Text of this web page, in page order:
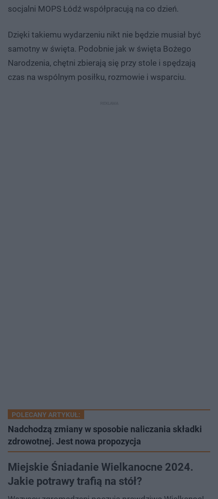
socjalni MOPS Łódź współpracują na co dzień.
Dzięki takiemu wydarzeniu nikt nie będzie musiał być
samotny w święta. Podobnie jak w święta Bożego
Narodzenia, chętni zbierają się przy stole i spędzają
czas na wspólnym posiłku, rozmowie i wsparciu.
POLECANY ARTYKUŁ:
Nadchodzą zmiany w sposobie naliczania składki
zdrowotnej. Jest nowa propozycja
Miejskie Śniadanie Wielkanocne 2024.
Jakie potrawy trafią na stół?